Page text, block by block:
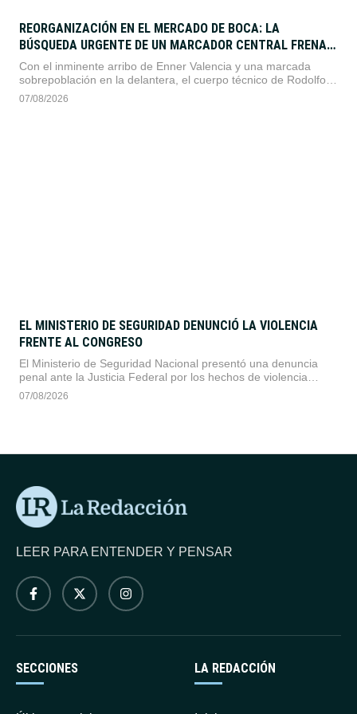
REORGANIZACIÓN EN EL MERCADO DE BOCA: LA
BÚSQUEDA URGENTE DE UN MARCADOR CENTRAL FRENA
LA LLEGADA DEL CHIMY ÁVILA
Con el inminente arribo de Enner Valencia y una marcada
sobrepoblación en la delantera, el cuerpo técnico de Rodolfo
Arruabarrena redefinió las prioridades del libro de pases. El
07/08/2026
EL MINISTERIO DE SEGURIDAD DENUNCIÓ LA VIOLENCIA
FRENTE AL CONGRESO
El Ministerio de Seguridad Nacional presentó una denuncia
penal ante la Justicia Federal por los hechos de violencia
ocurridos frente al Congreso durante la sesión del Senado. La
07/08/2026
LA REDACCIÓN
SECCIONES
LEER PARA ENTENDER Y PENSAR